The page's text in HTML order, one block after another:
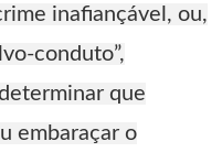
inafiançável, ou,
conduto”,
que
embaraçar o